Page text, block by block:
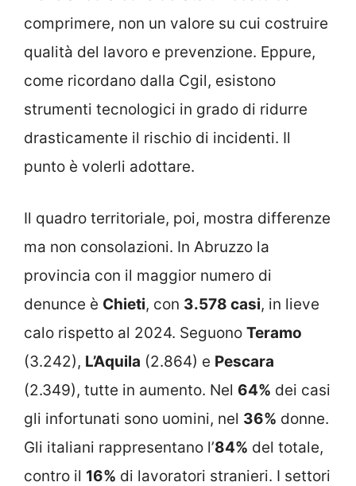
comprimere, non un valore su cui costruire
qualità del lavoro e prevenzione. Eppure,
come ricordano dalla Cgil, esistono
strumenti tecnologici in grado di ridurre
drasticamente il rischio di incidenti. Il
punto è volerli adottare.
Il quadro territoriale, poi, mostra differenze
ma non consolazioni. In Abruzzo la
provincia con il maggior numero di
denunce è Chieti, con 3.578 casi, in lieve
calo rispetto al 2024. Seguono Teramo
(3.242), L’Aquila (2.864) e Pescara
(2.349), tutte in aumento. Nel 64% dei casi
gli infortunati sono uomini, nel 36% donne.
Gli italiani rappresentano l’84% del totale,
contro il 16% di lavoratori stranieri. I settori